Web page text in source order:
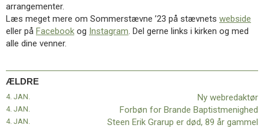
Næste
indlæg:
Ledelsens
nytårshilsenForrige
Ny
webredaktør
arrangementer.
Læs meget mere om Sommerstævne ’23 på stævnets webside
eller på Facebook og Instagram. Del gerne links i kirken og med
alle dine venner.
ÆLDRE
4. JAN. Ny webredaktør
4. JAN. Forbøn for Brande Baptistmenighed
4. JAN. Steen Erik Grarup er død, 89 år gammel